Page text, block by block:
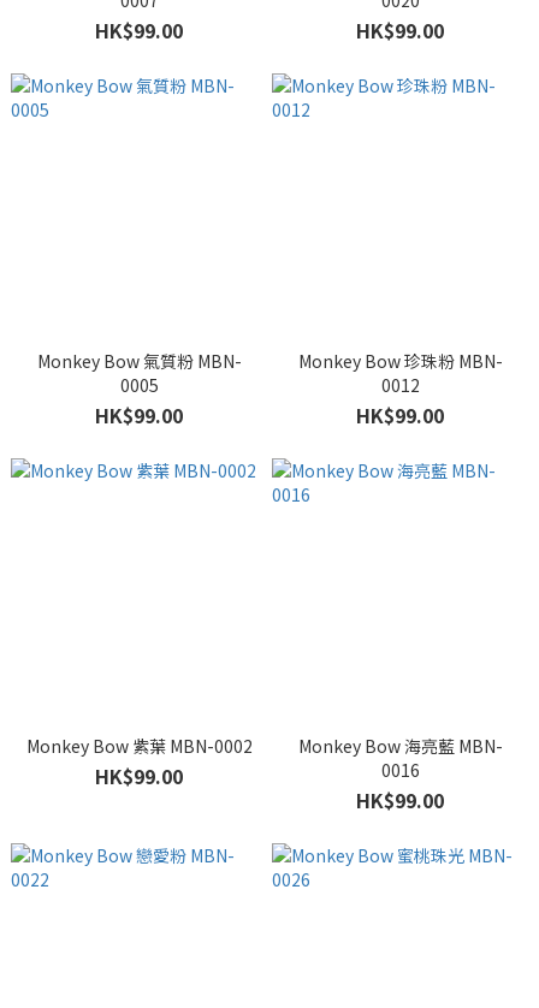
HK$99.00 HK$99.00
Monkey Bow 氣質粉 MBN-
0005
HK$99.00
Monkey Bow 珍珠粉 MBN-
0012
HK$99.00
Monkey Bow 紫葉 MBN-0002
HK$99.00
Monkey Bow 海亮藍 MBN-
0016
HK$99.00